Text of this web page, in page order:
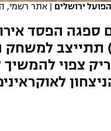
ירושלים | אתר רשמי,
ספגה הפסד
(21:00)
צפוי